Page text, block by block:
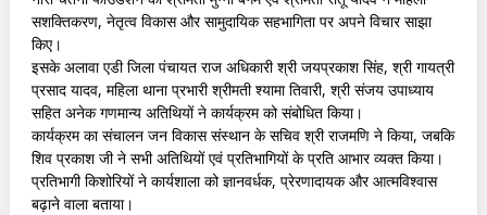
सशक्तिकरण, नेतृत्व विकास और सामुदायिक सहभागिता पर अपने विचार साझा
किए।
इसके अलावा एडी जिला पंचायत राज अधिकारी श्री जयप्रकाश सिंह, श्री गायत्री
प्रसाद यादव, महिला थाना प्रभारी श्रीमती श्यामा तिवारी, श्री संजय उपाध्याय
सहित अनेक गणमान्य अतिथियों ने कार्यक्रम को संबोधित किया।
कार्यक्रम का संचालन जन विकास संस्थान के सचिव श्री राजमणि ने किया, जबकि
शिव प्रकाश जी ने सभी अतिथियों एवं प्रतिभागियों के प्रति आभार व्यक्त किया।
प्रतिभागी किशोरियों ने कार्यशाला को ज्ञानवर्धक, प्रेरणादायक और आत्मविश्वास
बढ़ाने वाला बताया।